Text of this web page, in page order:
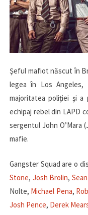
Şeful mafiot născut în
legea în Los
majoritatea poliţiei şi
echipaj rebel din LAPD
sergentul John O’Mara
mafie.
Gangster Squad are o
Stone, Josh Brolin,
Nolte, Michael Pena,
Josh Pence, Derek